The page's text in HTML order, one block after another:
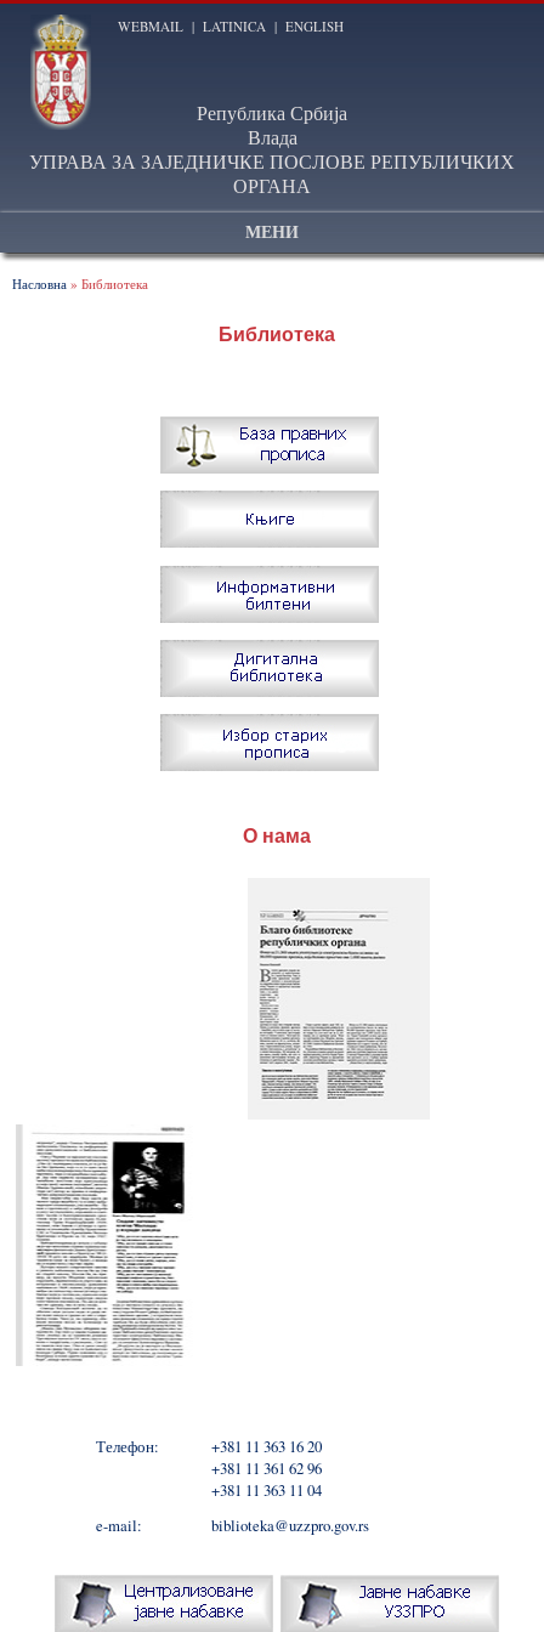
WEBMAIL | LATINICA | ENGLISH
Република Србија
Влада
УПРАВА ЗА ЗАЈЕДНИЧКЕ ПОСЛОВЕ РЕПУБЛИЧКИХ
ОРГАНА
МЕНИ
Насловна » Библиотека
Библиотека
О нама
Телефон:
+381 11 363 16 20
+381 11 361 62 96
+381 11 363 11 04
e-mail:
biblioteka@uzzpro.gov.rs